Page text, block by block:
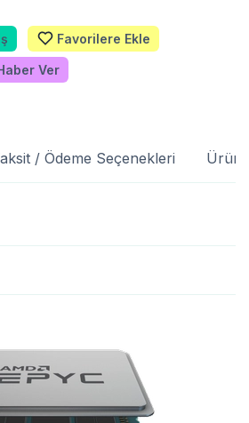
Favorilere Ekle
Ver
/ Ödeme Seçenekleri Ürün